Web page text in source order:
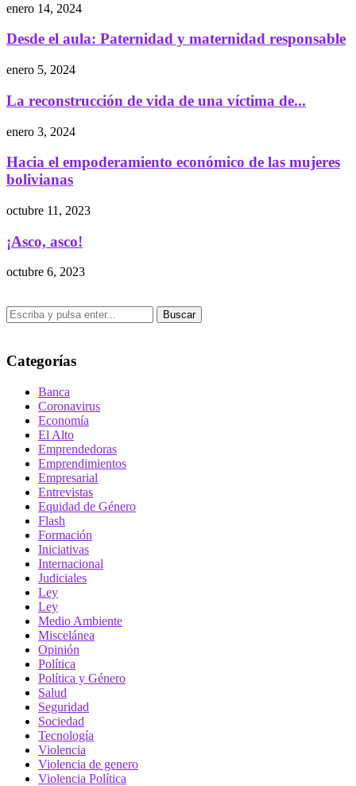
enero 14, 2024
Desde el aula: Paternidad y maternidad responsable
enero 5, 2024
La reconstrucción de vida de una víctima de...
enero 3, 2024
Hacia el empoderamiento económico de las mujeres
bolivianas
octubre 11, 2023
¡Asco, asco!
octubre 6, 2023
Buscar
Categorías
Banca
Coronavirus
Economía
El Alto
Emprendedoras
Emprendimientos
Empresarial
Entrevistas
Equidad de Género
Flash
Formación
Iniciativas
Internacional
Judiciales
Ley
Ley
Medio Ambiente
Miscelánea
Opinión
Política
Política y Género
Salud
Seguridad
Sociedad
Tecnología
Violencia
Violencia de genero
Violencia Política